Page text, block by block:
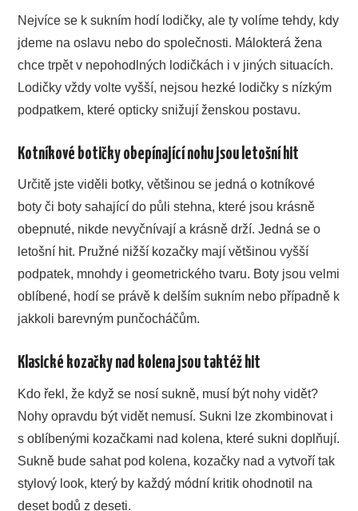
Nejvíce se k sukním hodí lodičky, ale ty volíme tehdy, kdy
jdeme na oslavu nebo do společnosti. Málokterá žena
chce trpět v nepohodlných lodičkách i v jiných situacích.
Lodičky vždy volte vyšší, nejsou hezké lodičky s nízkým
podpatkem, které opticky snižují ženskou postavu.
Kotníkové botičky obepínající nohu jsou letošní hit
Určitě jste viděli botky, většinou se jedná o kotníkové
boty či boty sahající do půli stehna, které jsou krásně
obepnuté, nikde nevyčnívají a krásně drží. Jedná se o
letošní hit. Pružné nižší kozačky mají většinou vyšší
podpatek, mnohdy i geometrického tvaru. Boty jsou velmi
oblíbené, hodí se právě k delším sukním nebo případně k
jakkoli barevným punčocháčům.
Klasické kozačky nad kolena jsou taktéž hit
Kdo řekl, že když se nosí sukně, musí být nohy vidět?
Nohy opravdu být vidět nemusí. Sukni lze zkombinovat i
s oblíbenými kozačkami nad kolena, které sukni doplňují.
Sukně bude sahat pod kolena, kozačky nad a vytvoří tak
stylový look, který by každý módní kritik ohodnotil na
deset bodů z deseti.